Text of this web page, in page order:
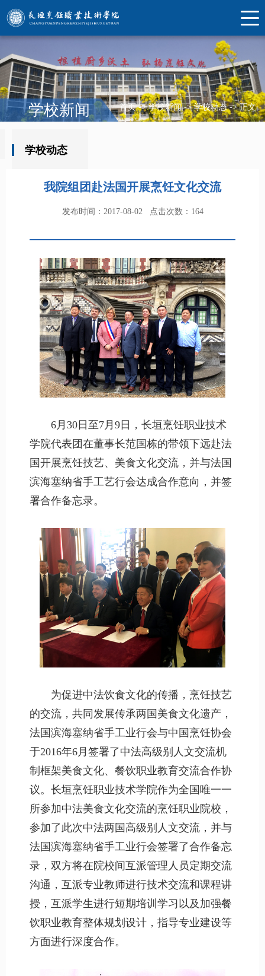
首页 -> 学校新闻 -> 学校动态 -> 正文
学校新闻
学校动态
我院组团赴法国开展烹饪文化交流
发布时间：2017-08-02 点击次数： 164
6月30日至7月9日，长垣烹饪职业技术
学院代表团在董事长范国栋的带领下远赴法
国开展烹饪技艺、美食文化交流，并与法国
滨海塞纳省手工艺行会达成合作意向，并签
署合作备忘录。
为促进中法饮食文化的传播，烹饪技艺
的交流，共同发展传承两国美食文化遗产，
法国滨海塞纳省手工业行会与中国烹饪协会
于2016年6月签署了中法高级别人文交流机
制框架美食文化、餐饮职业教育交流合作协
议。长垣烹饪职业技术学院作为全国唯一一
所参加中法美食文化交流的烹饪职业院校，
参加了此次中法两国高级别人文交流，并与
法国滨海塞纳省手工业行会签署了合作备忘
录，双方将在院校间互派管理人员定期交流
沟通，互派专业教师进行技术交流和课程讲
授，互派学生进行短期培训学习以及加强餐
饮职业教育整体规划设计，指导专业建设等
方面进行深度合作。